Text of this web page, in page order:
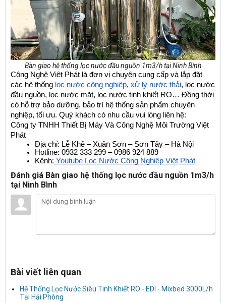
Bàn giao hệ thống lọc nước đầu nguồn 1m3/h tại Ninh Bình
Công Nghệ Việt Phát là đơn vị chuyên cung cấp và lắp đặt
các hệ thống lọc nước công nghiệp, xử lý nước thải, lọc nước
đầu nguồn, lọc nước mặt, lọc nước tinh khiết RO… Đồng thời
có hỗ trợ bảo dưỡng, bảo trì hệ thống sản phẩm chuyên
nghiệp, tối ưu. Quý khách có nhu cầu vui lòng liên hệ:
Công ty TNHH Thiết Bị Máy Và Công Nghệ Môi Trường Việt
Phát
Địa chỉ: Lễ Khê – Xuân Sơn – Sơn Tây – Hà Nội
Hotline: 0932 333 299 – 0986 924 889
Kênh: Youtube Lọc Nước Công Nghiệp Việt Phát
Đánh giá Bàn giao hệ thống lọc nước đầu nguồn 1m3/h
tại Ninh Bình
Bài viết liên quan
Hệ Thống Lọc Nước Siêu Tinh Khiết RO - EDI - Mixbed 3000L/h
Tại Hải Phòng